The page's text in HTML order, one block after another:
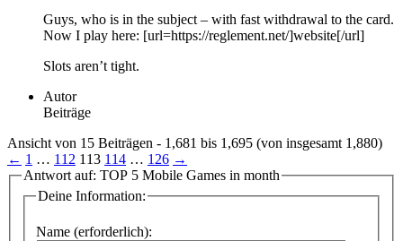
Guys, who is in the subject – with fast withdrawal to the card.
Now I play here: [url=https://reglement.net/]website[/url]
Slots aren’t tight.
Autor
Beiträge
Ansicht von 15 Beiträgen - 1,681 bis 1,695 (von insgesamt 1,880)
← 1 … 112 113 114 … 126 →
Antwort auf: TOP 5 Mobile Games in month
Deine Information:
Name (erforderlich):